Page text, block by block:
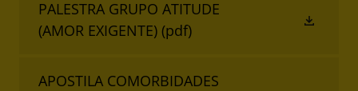
PALESTRA GRUPO ATITUDE
(AMOR EXIGENTE) (pdf)
APOSTILA COMORBIDADES